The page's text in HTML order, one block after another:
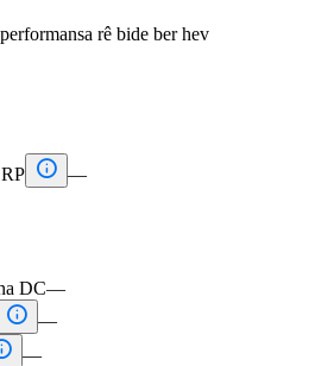
rê bide ber hev
 —
DC—
 —
—